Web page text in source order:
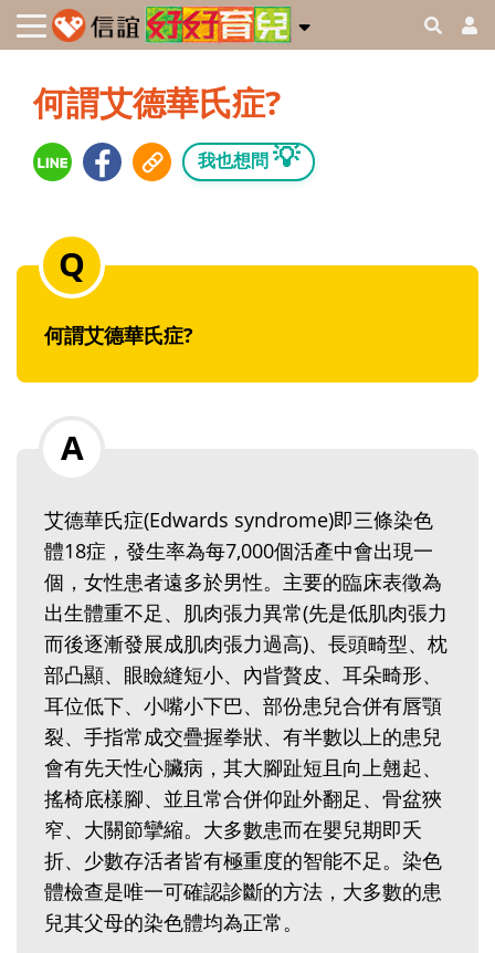
何謂艾德華氏症?
我也想問 💡
何謂艾德華氏症?
艾德華氏症(Edwards syndrome)即三條染色
體18症，發生率為每7,000個活產中會出現一
個，女性患者遠多於男性。主要的臨床表徵為
出生體重不足、肌肉張力異常(先是低肌肉張力
而後逐漸發展成肌肉張力過高)、長頭畸型、枕
部凸顯、眼瞼縫短小、內眥贅皮、耳朵畸形、
耳位低下、小嘴小下巴、部份患兒合併有唇顎
裂、手指常成交疊握拳狀、有半數以上的患兒
會有先天性心臟病，其大腳趾短且向上翹起、
搖椅底樣腳、並且常合併仰趾外翻足、骨盆狹
窄、大關節攣縮。大多數患而在嬰兒期即夭
折、少數存活者皆有極重度的智能不足。染色
體檢查是唯一可確認診斷的方法，大多數的患
兒其父母的染色體均為正常。